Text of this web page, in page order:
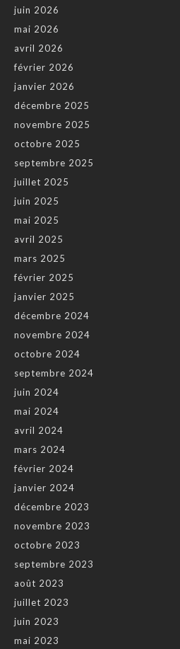
juin 2026
mai 2026
avril 2026
février 2026
janvier 2026
décembre 2025
novembre 2025
octobre 2025
septembre 2025
juillet 2025
juin 2025
mai 2025
avril 2025
mars 2025
février 2025
janvier 2025
décembre 2024
novembre 2024
octobre 2024
septembre 2024
juin 2024
mai 2024
avril 2024
mars 2024
février 2024
janvier 2024
décembre 2023
novembre 2023
octobre 2023
septembre 2023
août 2023
juillet 2023
juin 2023
mai 2023